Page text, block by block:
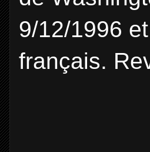
9/12/1996
français.